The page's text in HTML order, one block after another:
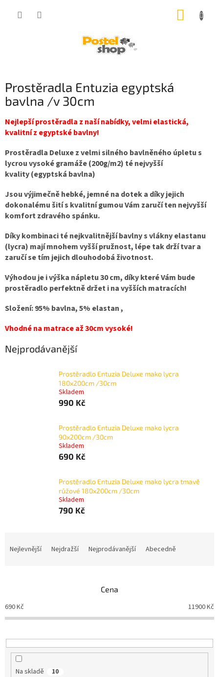
Prostěradla Entuzia egyptská
bavlna /v 30cm
Nejlepší prostěradla z naší nabídky, velmi elastická,
kvalitní z egyptské bavlny!
Prostěradla Deluxe z velmi silného bavlněného úpletu s
lycrou vysoké gramáže (200g/m2) té nejvyšší
kvality (egyptská bavlna)
Jsou výjimečně hebké, jemné na dotek a díky jejich
dokonalému šití s kvalitní gumou Vám zaručí ten nejvyšší
komfort zdravého spánku.
Díky kombinaci té nejkvalitnější bavlny s vlákny elastanu
(lycra) mají mnohem vyšší pružnost, lépe tak drží tvar a
zaručí se tím jejich dlouhodobá životnost.
Výhodou je i výška nápletu 30 cm, díky které Vám bude
prostěradlo perfektně držet i na vyšších matracích!
Složení: 95% bavlna, 5% elastan ,
Vhodné na matrace až 30cm vysoké!
Nejprodávanější
Prostěradlo Entuzia Deluxe mako lycra
180x200cm /30cm
Skladem
990 Kč
Prostěradlo Entuzia Deluxe mako lycra
90x200cm /30cm
Skladem
690 Kč
Prostěradlo Entuzia Deluxe mako lycra tmavě
růžové 180x200cm /30cm
Skladem
790 Kč
p
r
o
u
Nejlevnější Nejdražší Nejprodávanější Abecedně
Cena
690Kč 11900Kč
Na skladě 10